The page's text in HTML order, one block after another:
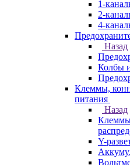
1-
2-
4-
Назад
Колбы
Клеммы,
питания
Назад
Y-